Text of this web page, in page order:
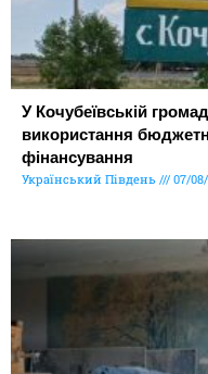
У Кочубеївській
використання
фінансування
Український Південь 07/